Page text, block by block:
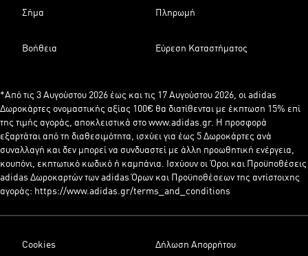
Σήμα Πληρωμή
Βοήθεια Εύρεση Καταστήματος
*Από τις 3 Αυγούστου 2026 έως και τις 17 Αυγούστου 2026, οι adidas
Δωροκάρτες ονομαστικής αξίας 100€ θα διατίθενται με έκπτωση 15% επί
της τιμής αγοράς, αποκλειστικά στο www.adidas.gr. Η προσφορά
εξαρτάται από τη διαθεσιμότητα, ισχύει για έως 5 Δωροκάρτες ανά
συναλλαγή και δεν μπορεί να συνδυαστεί με άλλη προωθητική ενέργεια,
κουπόνι, εκπτωτικό κωδικό ή καμπάνια. Ισχύουν οι Όροι και Προϋποθέσεις
adidas Δωροκαρτών των adidas Όρων και Προϋποθέσεων της αντίστοιχης
αγοράς: https://www.adidas.gr/terms_and_conditions
Cookies Δήλωση Απορρήτου